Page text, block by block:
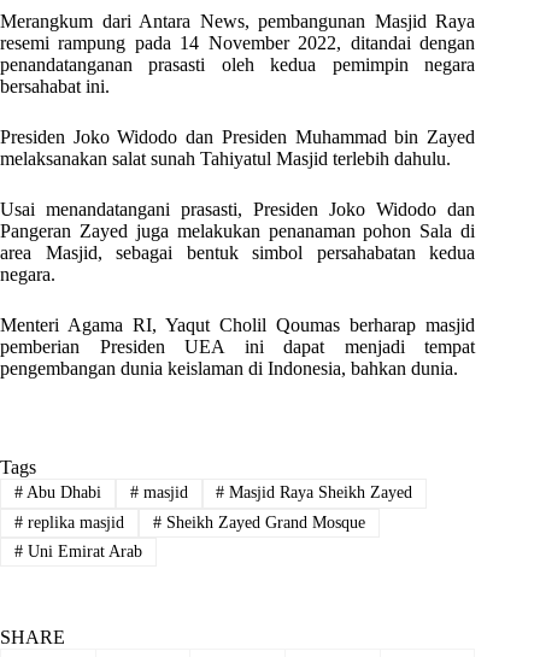
Merangkum dari Antara News, pembangunan Masjid Raya
resemi rampung pada 14 November 2022, ditandai dengan
penandatanganan prasasti oleh kedua pemimpin negara
bersahabat ini.
Presiden Joko Widodo dan Presiden Muhammad bin Zayed
melaksanakan salat sunah Tahiyatul Masjid terlebih dahulu.
Usai menandatangani prasasti, Presiden Joko Widodo dan
Pangeran Zayed juga melakukan penanaman pohon Sala di
area Masjid, sebagai bentuk simbol persahabatan kedua
negara.
Menteri Agama RI, Yaqut Cholil Qoumas berharap masjid
pemberian Presiden UEA ini dapat menjadi tempat
pengembangan dunia keislaman di Indonesia, bahkan dunia.
Tags
#Abu Dhabi #masjid # Masjid Raya Sheikh Zayed
#replika masjid #Sheikh Zayed Grand Mosque
#Uni Emirat Arab
SHARE